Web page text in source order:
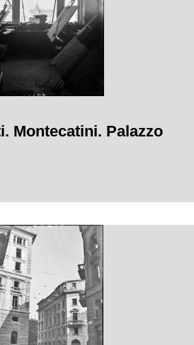
Montecatini. Palazzo